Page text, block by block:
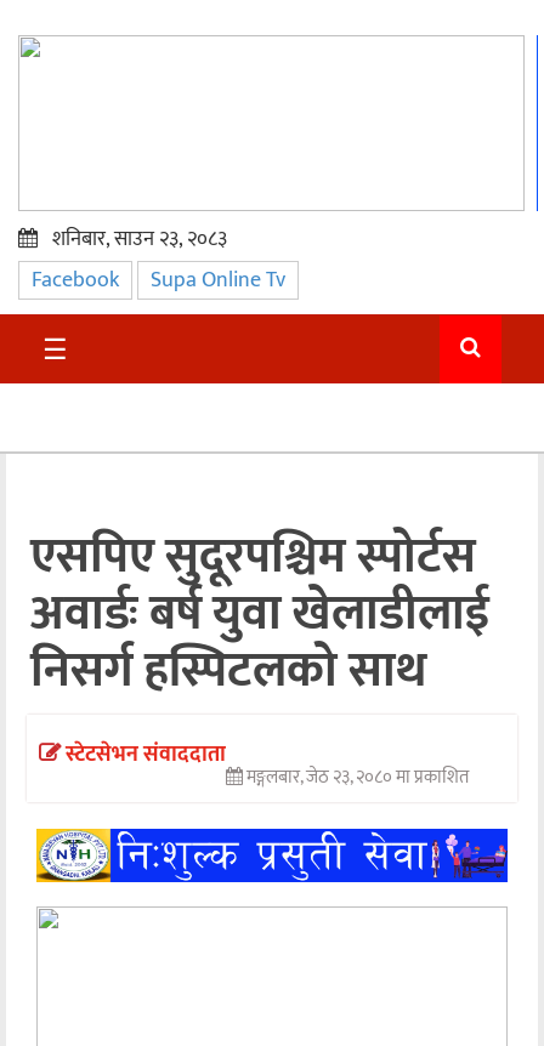
प्रमुख
समाचार
सुदुर
अन्तराष्ट्रिय
अन्तर्वार्ता
अर्थ
खेलकुद
मनोरञ्जन
शनिबार, साउन २३, २०८३
Facebook Supa Online Tv
☰
एसपिए सुदूरपश्चिम स्पोर्टस
अवार्डः बर्ष युवा खेलाडीलाई
निसर्ग हस्पिटलको साथ
स्टेटसेभन संवाददाता
मङ्गलबार, जेठ २३, २०८० मा प्रकाशित